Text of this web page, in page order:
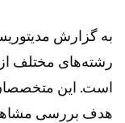
به گزارش
رشته‌های مختلف
است. این
هدف بررسی